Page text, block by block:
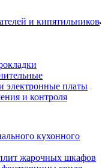
и кипятильников
электронные платы
и контроля
кухонного
жарочных шкафов